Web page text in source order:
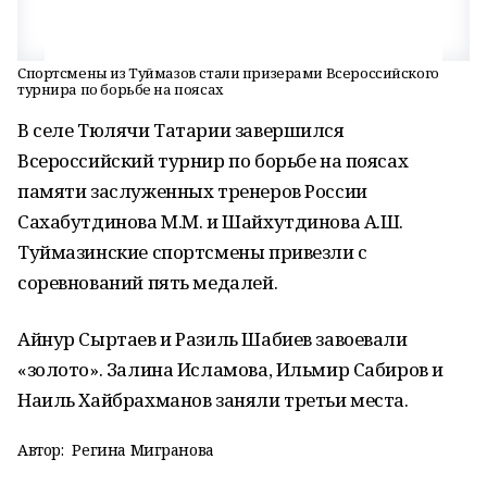
Спортсмены из Туймазов стали призерами Всероссийского
турнира по борьбе на поясах
В селе Тюлячи Татарии завершился
Всероссийский турнир по борьбе на поясах
памяти заслуженных тренеров России
Сахабутдинова М.М. и Шайхутдинова А.Ш.
Туймазинские спортсмены привезли с
соревнований пять медалей.
Айнур Сыртаев и Разиль Шабиев завоевали
«золото». Залина Исламова, Ильмир Сабиров и
Наиль Хайбрахманов заняли третьи места.
Автор: Регина Мигранова